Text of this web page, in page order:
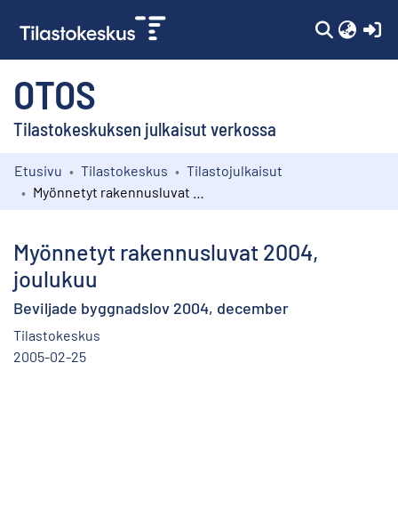
OTOS
Tilastokeskuksen julkaisut verkossa
Kokoelmat
Etusivu Tilastokeskus
Tilastojulkaisut
Myönnetyt rakennusluvat 2004,
joulukuu
Beviljade byggnadslov 2004, december
Tilastokeskus
2005-02-25